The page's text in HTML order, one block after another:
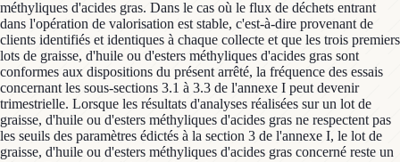
méthyliques d'acides gras. Dans le cas où le flux de déchets entrant
dans l'opération de valorisation est stable, c'est-à-dire provenant de
clients identifiés et identiques à chaque collecte et que les trois premiers
lots de graisse, d'huile ou d'esters méthyliques d'acides gras sont
conformes aux dispositions du présent arrêté, la fréquence des essais
concernant les sous-sections 3.1 à 3.3 de l'annexe I peut devenir
trimestrielle. Lorsque les résultats d'analyses réalisées sur un lot de
graisse, d'huile ou d'esters méthyliques d'acides gras ne respectent pas
les seuils des paramètres édictés à la section 3 de l'annexe I, le lot de
graisse, d'huile ou d'esters méthyliques d'acides gras concerné reste un